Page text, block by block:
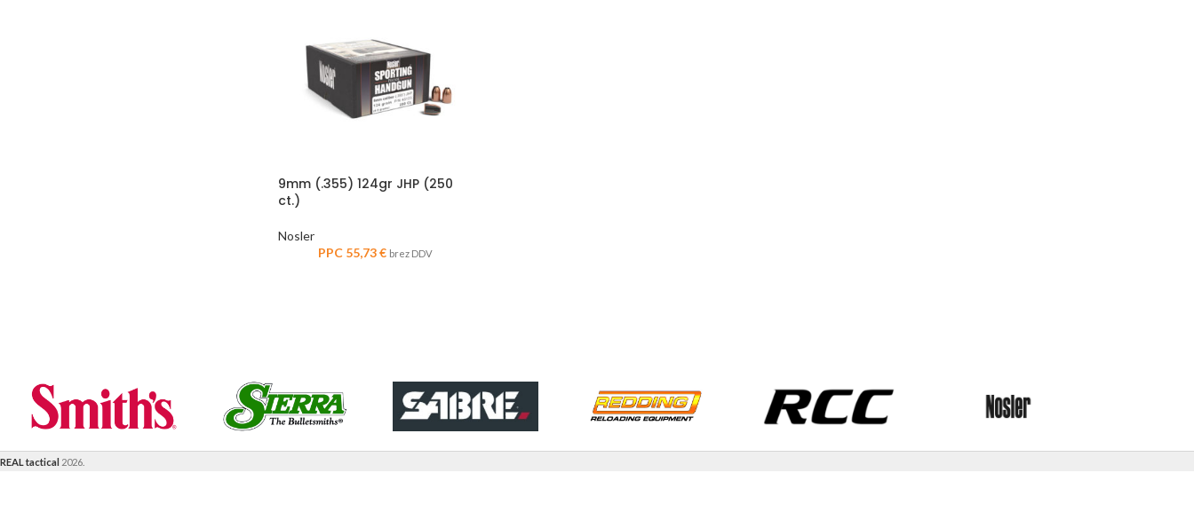
9mm (.355) 124gr JHP (250
ct.)
Nosler
PPC 55,73€ brez DDV
REAL tactical 2026.